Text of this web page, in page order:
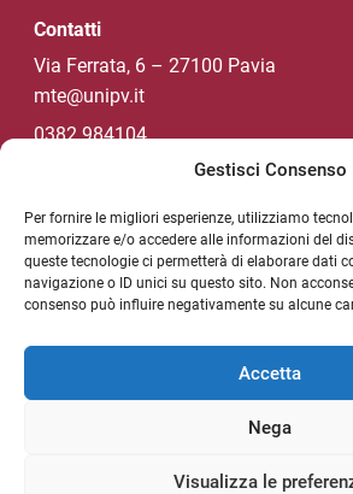
Gestisci Consenso
Per fornire le migliori esperienze, utilizziamo
memorizzare e/o accedere alle informazioni del
queste tecnologie ci permetterà di elaborare dati
navigazione o ID unici su questo sito. Non
consenso può influire negativamente su alcune
Accetta
Nega
Visualizza le
Contatti
Via Ferrata, 6 – 27100 Pavia
mte@unipv.it
0382 984104
Social di Ateneo
Sezione Link Utili
Privacy policy